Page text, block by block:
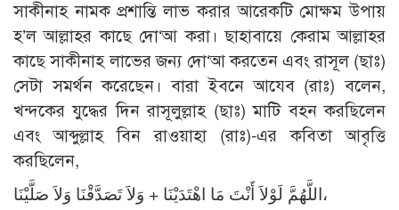
সাকীনাহ নামক প্রশান্তি লাভ করার আরেকটি মোক্ষম উপায়
হ’ল আল্লাহর কাছে দো‘আ করা। ছাহাবায়ে কেরাম আল্লাহর
কাছে সাকীনাহ লাভের জন্য দো‘আ করতেন এবং রাসূল (ছাঃ)
সেটা সমর্থন করেছেন। বারা ইবনে আযেব (রাঃ) বলেন,
খন্দকের যুদ্ধের দিন রাসূলুল্লাহ (ছাঃ) মাটি বহন করছিলেন
এবং আব্দুল্লাহ বিন রাওয়াহা (রাঃ)-এর কবিতা আবৃত্তি
করছিলেন,
اللَّهُمَّ لَوْلاَ أَنْتَ مَا اهْتَدَيْنَا ­­+ وَلاَ تَصَدَّقْنَا وَلاَ صَلَّيْنَا،